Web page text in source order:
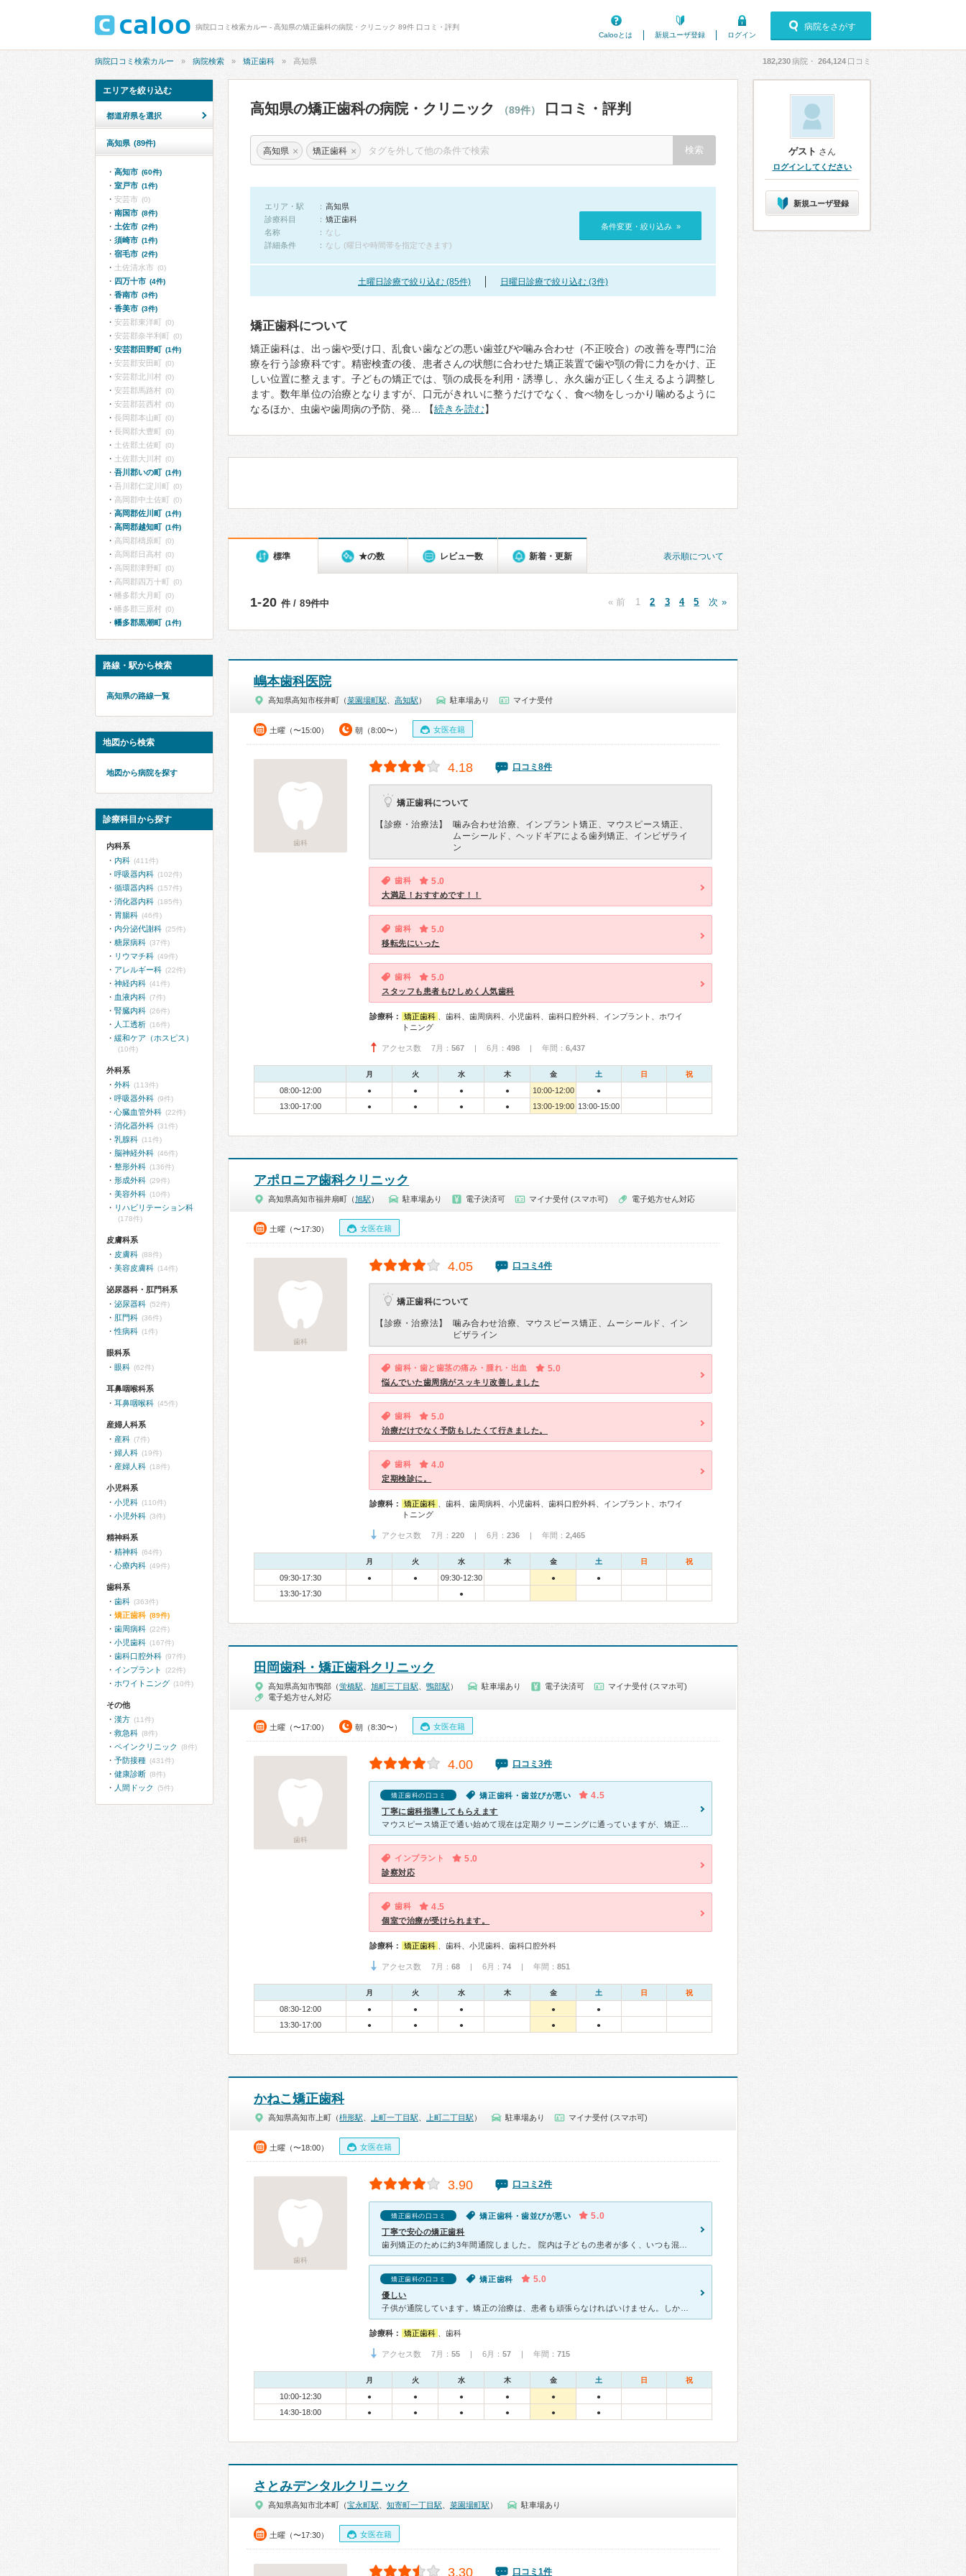
病院口コミ検索カルー - 高知県の矯正歯科の病院・クリニック 89件 口コミ・評判
Calooとは
新規ユーザ登録 ログイン
病院をさがす
病院口コミ検索カルー 病院検索 矯正歯科 高知県 182,230病院・ 264,124 口コミ
高知県の矯正歯科の病院・クリニック （89件） 口コミ・評判
高知県 × 矯正歯科 ×
エリア・駅
高知県
診療科目
矯正歯科
名称
なし
詳細条件
なし (曜日や時間帯を指定できます)
条件変更・絞り込み »
土曜日診療で絞り込む (85件) 日曜日診療で絞り込む (3件)
矯正歯科について
矯正歯科は、出っ歯や受け口、乱食い歯などの悪い歯並びや噛み合わせ（不正咬合）の改善を専門に治
療を行う診療科です。精密検査の後、患者さんの状態に合わせた矯正装置で歯や顎の骨に力をかけ、正
しい位置に整えます。子どもの矯正では、顎の成長を利用・誘導し、永久歯が正しく生えるよう調整し
ます。数年単位の治療となりますが、口元がきれいに整うだけでなく、食べ物をしっかり噛めるように
なるほか、虫歯や歯周病の予防、発… 【続きを読む】
表示順について
標準 ★の数 レビュー数 新着・更新
1-20 件 / 89件中 « 前 1 2 3 4 5 次 »
嶋本歯科医院
高知県高知市桜井町（菜園場町駅 高知駅 ） 駐車場あり マイナ受付
土曜（〜15:00） 朝（8:00〜） 女医在籍
歯科
4.18 口コミ8件
矯正歯科について
【診療・治療法】
噛み合わせ治療、インプラント矯正、マウスピース矯正、
ムーシールド、ヘッドギアによる歯列矯正、インビザライ
ン
歯科 5.0
大満足！おすすめです！！
歯科 5.0
移転先にいった
歯科 5.0
スタッフも患者もひしめく人気歯科
診療科： 矯正歯科
、歯科、歯周病科、小児歯科、歯科口腔外科、インプラント、ホワイ
トニング
アクセス数 7月： 567 | 6月： 498 | 年間： 6,437
月 火 水 木 金 土 日 祝
08:00-12:00 ● ● ● ● 10:00-12:00 ●
13:00-17:00 ● ● ● ● 13:00-19:00 13:00-15:00
アポロニア歯科クリニック
高知県高知市福井扇町（旭駅 ） 駐車場あり 電子決済可 マイナ受付 (スマホ可) 電子処方せん対応
土曜（〜17:30） 女医在籍
歯科
4.05 口コミ4件
矯正歯科について
【診療・治療法】
噛み合わせ治療、マウスピース矯正、ムーシールド、イン
ビザライン
歯科・歯と歯茎の痛み・腫れ・出血 5.0
悩んでいた歯周病がスッキリ改善しました
歯科 5.0
治療だけでなく予防もしたくて行きました。
歯科 4.0
定期検診に。
診療科： 矯正歯科
、歯科、歯周病科、小児歯科、歯科口腔外科、インプラント、ホワイ
トニング
アクセス数 7月： 220 | 6月： 236 | 年間： 2,465
月 火 水 木 金 土 日 祝
09:30-17:30 ● ● 09:30-12:30 ● ●
13:30-17:30 ●
田岡歯科・矯正歯科クリニック
高知県高知市鴨部（蛍橋駅 旭町三丁目駅 鴨部駅 ） 駐車場あり 電子決済可
マイナ受付 (スマホ可)
電子処方せん対応
土曜（〜17:00） 朝（8:30〜） 女医在籍
歯科
4.00 口コミ3件
矯正歯科の口コミ 矯正歯科・歯並びが悪い 4.5
丁寧に歯科指導してもらえます
インプラント 5.0
診察対応
歯科 4.5
個室で治療が受けられます。
診療科： 矯正歯科 、歯科、小児歯科、歯科口腔外科
アクセス数 7月： 68 | 6月： 74 | 年間： 851
月 火 水 木 金 土 日 祝
08:30-12:00 ● ● ● ● ●
13:30-17:00 ● ● ● ● ●
かねこ矯正歯科
高知県高知市上町（枡形駅 上町一丁目駅 上町二丁目駅 ） 駐車場あり マイナ受付 (スマホ可)
土曜（〜18:00） 女医在籍
歯科
3.90 口コミ2件
矯正歯科の口コミ 矯正歯科・歯並びが悪い 5.0
丁寧で安心の矯正歯科
矯正歯科の口コミ 矯正歯科 5.0
優しい
診療科： 矯正歯科 、歯科
アクセス数 7月： 55 | 6月： 57 | 年間： 715
月 火 水 木 金 土 日 祝
10:00-12:30 ● ● ● ● ● ●
14:30-18:00 ● ● ● ● ● ●
さとみデンタルクリニック
高知県高知市北本町（宝永町駅 知寄町一丁目駅 菜園場町駅 ） 駐車場あり
土曜（〜17:30） 女医在籍
3.30 口コミ1件
エリアを絞り込む
都道府県を選択
高知県 (89件)
高知市 (60件)
室戸市 (1件)
安芸市 (0)
南国市 (8件)
土佐市 (2件)
須崎市 (1件)
宿毛市 (2件)
土佐清水市 (0)
四万十市 (4件)
香南市 (3件)
香美市 (3件)
安芸郡東洋町 (0)
安芸郡奈半利町 (0)
安芸郡田野町 (1件)
安芸郡安田町 (0)
安芸郡北川村 (0)
安芸郡馬路村 (0)
安芸郡芸西村 (0)
長岡郡本山町 (0)
長岡郡大豊町 (0)
土佐郡土佐町 (0)
土佐郡大川村 (0)
吾川郡いの町 (1件)
吾川郡仁淀川町 (0)
高岡郡中土佐町 (0)
高岡郡佐川町 (1件)
高岡郡越知町 (1件)
高岡郡檮原町 (0)
高岡郡日高村 (0)
高岡郡津野町 (0)
高岡郡四万十町 (0)
幡多郡大月町 (0)
幡多郡三原村 (0)
幡多郡黒潮町 (1件)
路線・駅から検索
高知県の路線一覧
地図から検索
地図から病院を探す
診療科目から探す
内科系
内科 (411件)
呼吸器内科 (102件)
循環器内科 (157件)
消化器内科 (185件)
胃腸科 (46件)
内分泌代謝科 (25件)
糖尿病科 (37件)
リウマチ科 (49件)
アレルギー科 (22件)
神経内科 (41件)
血液内科 (7件)
腎臓内科 (26件)
人工透析 (16件)
緩和ケア（ホスピス）
(10件)
外科系
外科 (113件)
呼吸器外科 (9件)
心臓血管外科 (22件)
消化器外科 (31件)
乳腺科 (11件)
脳神経外科 (46件)
整形外科 (136件)
形成外科 (29件)
美容外科 (10件)
リハビリテーション科
(178件)
皮膚科系
皮膚科 (88件)
美容皮膚科 (14件)
泌尿器科・肛門科系
泌尿器科 (52件)
肛門科 (36件)
性病科 (1件)
眼科系
眼科 (62件)
耳鼻咽喉科系
耳鼻咽喉科 (45件)
産婦人科系
産科 (7件)
婦人科 (19件)
産婦人科 (18件)
小児科系
小児科 (110件)
小児外科 (3件)
精神科系
精神科 (64件)
心療内科 (49件)
歯科系
歯科 (363件)
矯正歯科 (89件)
歯周病科 (22件)
小児歯科 (167件)
歯科口腔外科 (97件)
インプラント (22件)
ホワイトニング (10件)
その他
漢方 (11件)
救急科 (8件)
ペインクリニック (8件)
予防接種 (431件)
健康診断 (8件)
人間ドック (5件)
ゲスト さん
ログインしてください
新規ユーザ登録